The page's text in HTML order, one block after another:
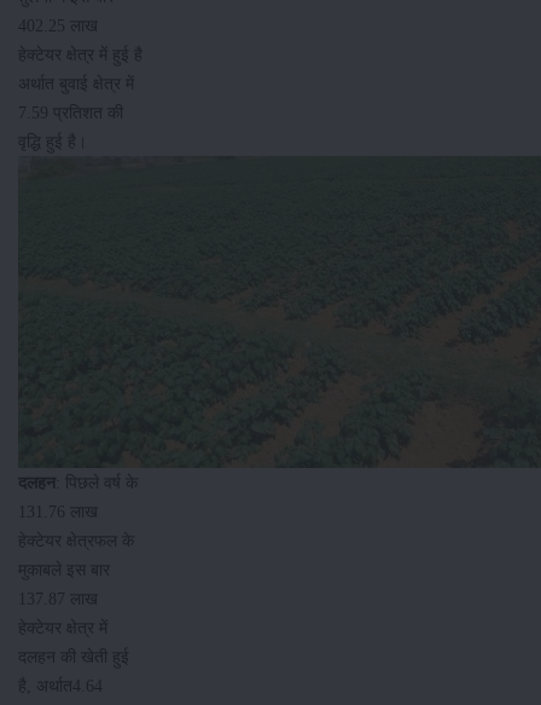
402.25 लाख
हेक्टेयर क्षेत्र में हुई है
अर्थात बुवाई क्षेत्र में
7.59 प्रतिशत की
वृद्धि हुई है।
दलहन : पिछले वर्ष के
131.76 लाख
हेक्टेयर क्षेत्रफल के
मुकाबले इस बार
137.87 लाख
हेक्टेयर क्षेत्र में
दलहन की खेती हुई
है, अर्थात4.64